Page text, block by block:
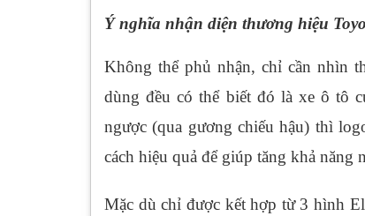
Ý nghĩa nhận diện thương hiệu
Không thể phủ nhận, chỉ cần nhìn
dùng đều có thể biết đó là xe ô tô
ngược (qua gương chiếu hậu) thì
cách hiệu quả để giúp tăng khả năng
Mặc dù chỉ được kết hợp từ 3 hình